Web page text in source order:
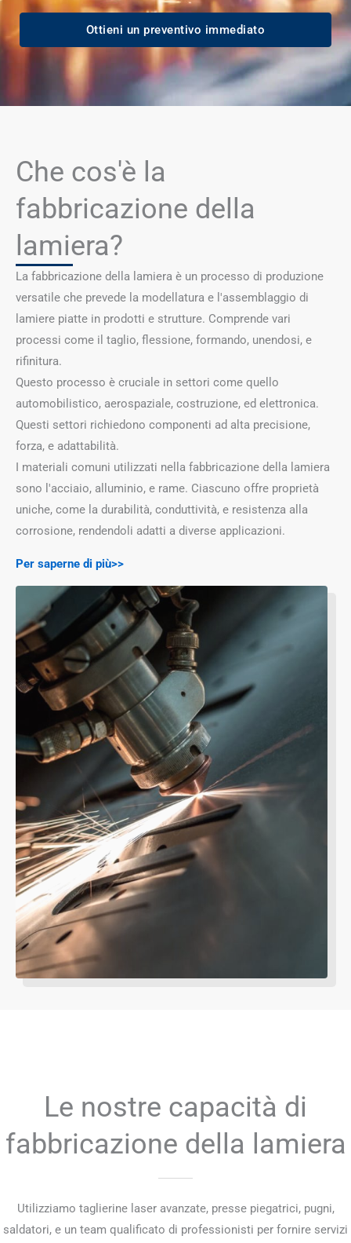
Ottieni un preventivo immediato
Che cos'è la
fabbricazione della
lamiera?
La fabbricazione della lamiera è un processo di produzione
versatile che prevede la modellatura e l'assemblaggio di
lamiere piatte in prodotti e strutture. Comprende vari
processi come il taglio, flessione, formando, unendosi, e
rifinitura.
Questo processo è cruciale in settori come quello
automobilistico, aerospaziale, costruzione, ed elettronica.
Questi settori richiedono componenti ad alta precisione,
forza, e adattabilità.
I materiali comuni utilizzati nella fabbricazione della lamiera
sono l'acciaio, alluminio, e rame. Ciascuno offre proprietà
uniche, come la durabilità, conduttività, e resistenza alla
corrosione, rendendoli adatti a diverse applicazioni.
Per saperne di più>>
Le nostre capacità di
fabbricazione della lamiera
Utilizziamo taglierine laser avanzate, presse piegatrici, pugni,
saldatori, e un team qualificato di professionisti per fornire servizi